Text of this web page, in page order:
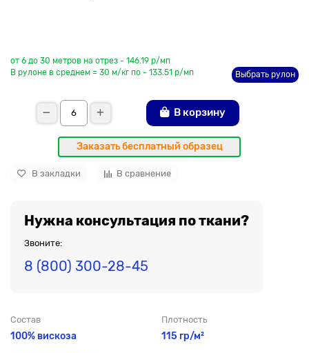
от 6 до 30 метров на отрез - 146.19 р/мп
В рулоне в среднем = 30 м/кг по - 133.51 р/мп
Выбрать рулон
В корзину
Заказать бесплатный образец
В закладки В сравнение
Нужна консультация по ткани?
Звоните:
8 (800) 300-28-45
Состав
100% вискоза
Плотность
115 гр/м²